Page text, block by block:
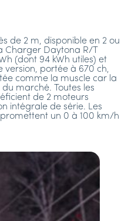
de 2 m, disponible en 2 ou
Charger Daytona R/T
(dont 94 kWh utiles) et
version, portée à 670 ch,
comme la muscle car la
marché. Toutes les
de 2 moteurs
intégrale de série. Les
un 0 à 100 km/h